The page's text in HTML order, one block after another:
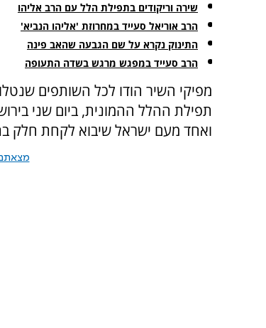
שירה וריקודים בתפילת הלל עם הרב אליהו
הרב אוריאל סעייד במחרוזת 'אליהו הנביא'
התינוק נקרא על שם הגבעה שהאב פינה
הרב סעייד במפגש מרגש בשדה התעופה
מפיקי השיר הודו לכל השותפים
תפילת ההלל ההמונית, ביום שני
ואחד מעם ישראל שיבוא לקחת חלק
מצאתם